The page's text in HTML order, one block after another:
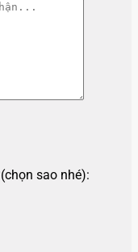
sao nhé):